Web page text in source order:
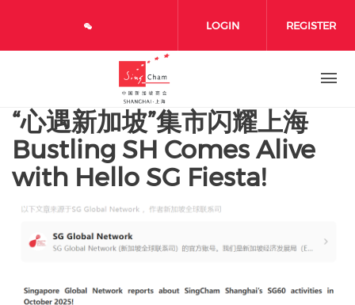
LOGIN REGISTER
“心遇新加坡”集市闪耀上海
Bustling SH Comes Alive
with Hello SG Fiesta!